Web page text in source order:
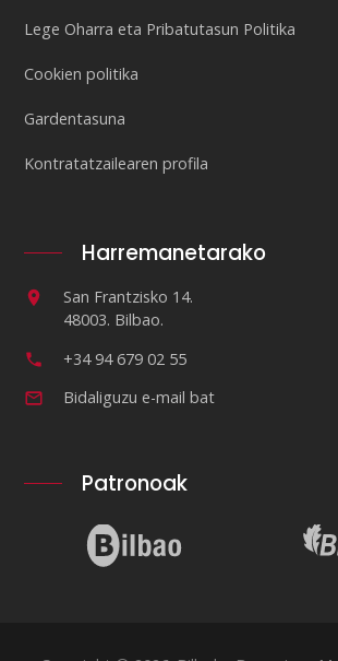
Lege Oharra eta Pribatutasun Politika
Cookien politika
Gardentasuna
Kontratatzailearen profila
Harremanetarako
San Frantzisko 14.
48003. Bilbao.
+34 94 679 02 55
Bidaliguzu e-mail bat
Patronoak